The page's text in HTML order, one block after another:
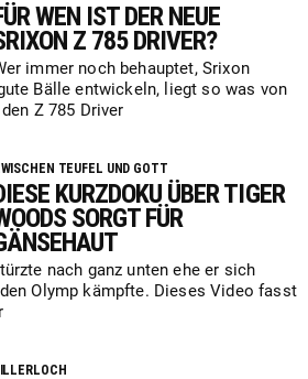
WEN IST DER NEUE
Z 785 DRIVER?
immer noch behauptet, Srixon
Bälle entwickeln, liegt so was von
Z 785 Driver
TEUFEL UND GOTT
KURZDOKU ÜBER TIGER
SORGT FÜR
nach ganz unten ehe er sich
Olymp kämpfte. Dieses Video fasst